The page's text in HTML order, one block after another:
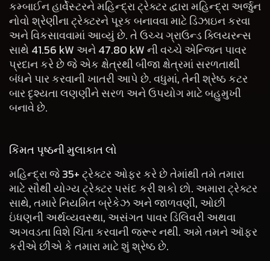
કમ્બાઈન હાર્વેસ્ટરને મહિન્દ્રા ટ્રેક્ટર દ્વારા મહિન્દ્રા અર્જુન
નોવો શ્રેણીના ટ્રેક્ટરને પૂરક બનાવવા માટે ડિઝાઇન કરવા
અને વિકસાવવામાં આવ્યું છે. તે ઉચ્ચ ગ્રાઉન્ડ ક્લિયરન્સ
સાથે 41.56 kW અને 47.80 kW ની વચ્ચે એન્જિન પાવર
પ્રદાન કરે છે જે એક ક્ષેત્રથી બીજા ક્ષેત્રમાં સરળતાથી
બંધને પાર કરવાની ખાતરી આપે છે. વધુમાં, તેની શ્રેષ્ઠ કટર
બાર દૃશ્યતા લણણીને સરળ અને ઉપયોગ માટે બહુમુખી
બનાવે છે.
કિંમત પૃષ્ઠની મુલાકાત લો
મહિન્દ્રા જે 35+ ટ્રેક્ટર ઓફર કરે છે તેમાંથી તમે તમારા
માટે સૌથી યોગ્ય ટ્રેક્ટર પસંદ કરી શકો છો. અમારા ટ્રેક્ટર
સાથે, તમારે નિયમિત બ્રેકેઝ અને જાળવણી, ઓછી
ઇંધણની અર્થવ્યવસ્થા, અસંગત પાવર ડિલિવરી અથવા
અગવડતા વિશે ચિંતા કરવાની જરૂર નથી. અમે તમને ઑફર
કરીએ છીએ કે તમારા માટે શું શ્રેષ્ઠ છે.